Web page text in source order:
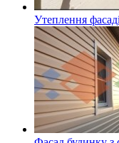
Утеплення